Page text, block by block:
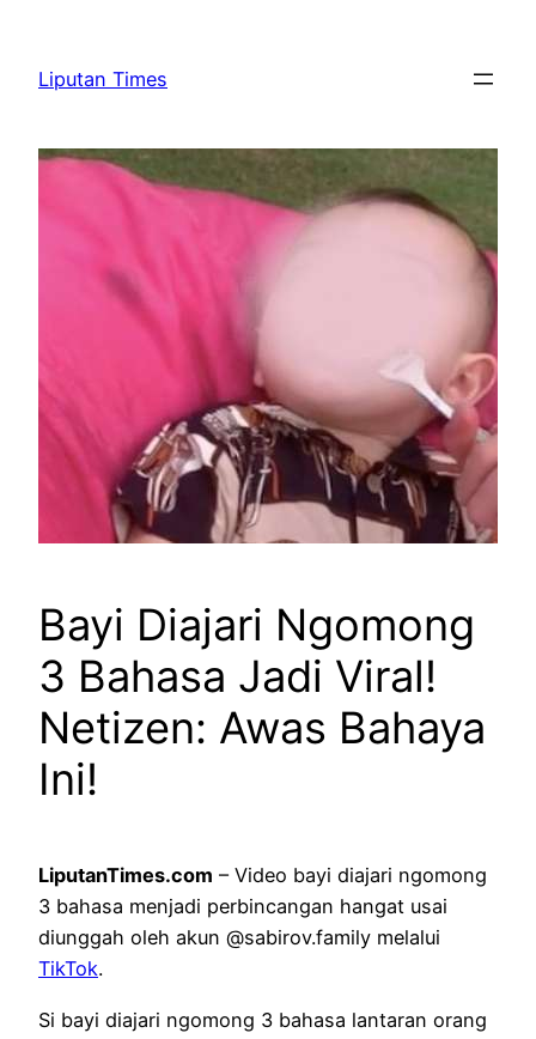
content
Liputan Times
Bayi Diajari Ngomong
3 Bahasa Jadi Viral!
Netizen: Awas Bahaya
Ini!
LiputanTimes.com – Video bayi diajari ngomong
3 bahasa menjadi perbincangan hangat usai
diunggah oleh akun @sabirov.family melalui
TikTok.
Si bayi diajari ngomong 3 bahasa lantaran orang